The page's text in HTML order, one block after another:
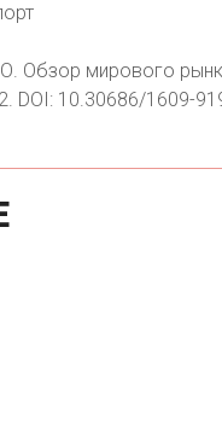
Обзор мирового
DOI: 10.30686/1609-